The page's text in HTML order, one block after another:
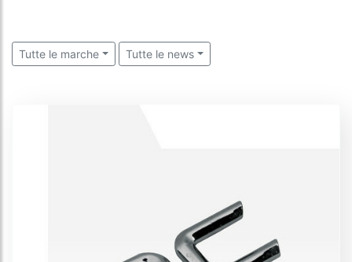
Tutte le marche Tutte le news